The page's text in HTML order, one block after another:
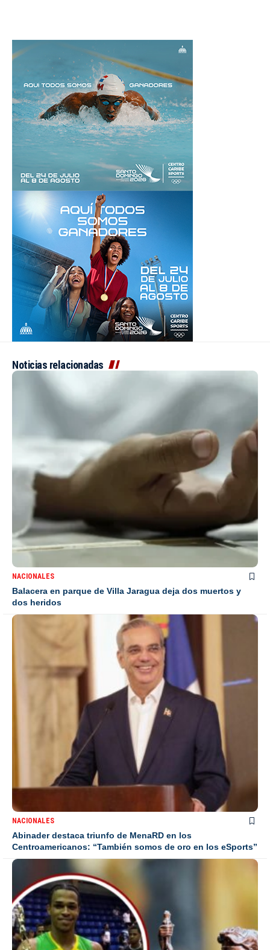
Noticias relacionadas
NACIONALES
Balacera en parque de Villa Jaragua deja dos muertos y
dos heridos
NACIONALES
Abinader destaca triunfo de MenaRD en los
Centroamericanos: “También somos de oro en los eSports”